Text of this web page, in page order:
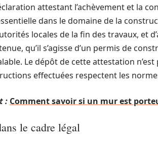
attestant l’achèvement et la
dans le domaine de la
locales de la fin des travaux, et
qu’il s’agisse d’un permis de
Le dépôt de cette attestation
effectuées respectent les
: Comment savoir si un mur est
le cadre légal